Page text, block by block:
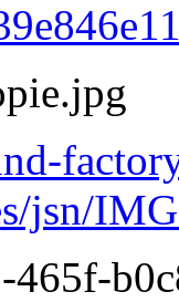
jsn/
465f-